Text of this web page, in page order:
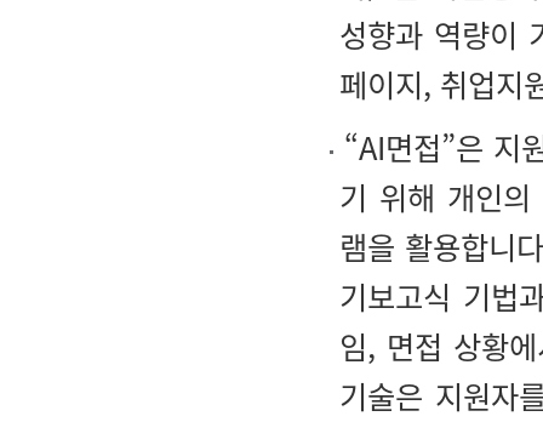
성향과 역량이
페이지, 취업
“AI면접”은 지
기 위해 개인의
램을 활용합니
기보고식 기법
임, 면접 상황
기술은 지원자